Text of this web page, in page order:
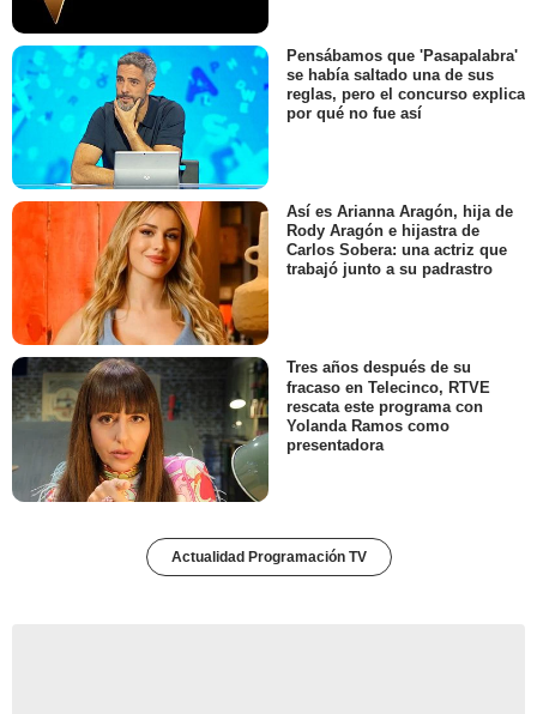
Pensábamos que 'Pasapalabra'
se había saltado una de sus
reglas, pero el concurso explica
por qué no fue así
Así es Arianna Aragón, hija de
Rody Aragón e hijastra de
Carlos Sobera: una actriz que
trabajó junto a su padrastro
Tres años después de su
fracaso en Telecinco, RTVE
rescata este programa con
Yolanda Ramos como
presentadora
Actualidad Programación TV